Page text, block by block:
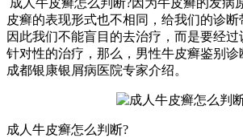
成人牛皮癣怎么判断?因为牛皮癣的发病
皮癣的表现形式也不相同，给我们的诊断
因此我们不能盲目的去治疗，而是要经
针对性的治疗，那么，男性牛皮癣鉴别诊
成都银康银屑病医院专家介绍。
成人牛皮癣怎么判断?